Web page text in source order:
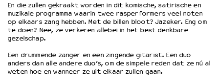
Filmprogramma’s Primair Onderwijs
Filmprogramma’s VO/MBO
Speciale educatieprogramma’s
OVER LANTARENVENSTER
En die zullen gekraakt worden in dit komische, satirische en
muzikale programma waarin twee rasperformers veel noten
op elkaars zang hebben. Met de billen bloot? Jazeker. Eng om
te doen? Nee, ze verkeren allebei in het best denkbare
gezelschap.
Een drummende zanger en een zingende gitarist. Een duo
anders dan alle andere duo’s, om de simpele reden dat ze nú al
weten hoe en wanneer ze uit elkaar zullen gaan.